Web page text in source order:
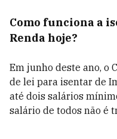
Como funciona a
Renda hoje?
Em junho deste ano, o
de lei para isentar de
até dois salários
salário de todos não é